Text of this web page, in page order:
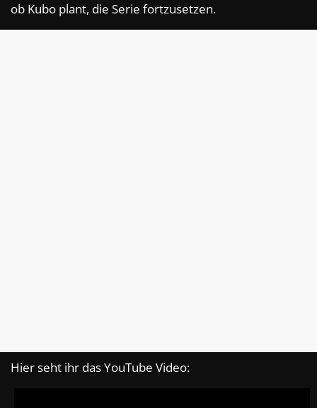
ob Kubo plant, die Serie fortzusetzen.
Hier seht ihr das YouTube Video: